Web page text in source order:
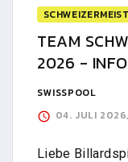
TEAM
2026 -
SWISSPOOL
04. JULI
Liebe